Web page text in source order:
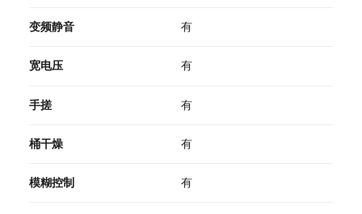
变频静音 有
宽电压 有
手搓 有
桶干燥 有
模糊控制 有